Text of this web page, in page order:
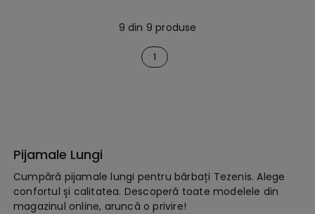
9 din 9 produse
1
Pijamale Lungi
Cumpără pijamale lungi pentru bărbați Tezenis. Alege
confortul și calitatea. Descoperă toate modelele din
magazinul online, aruncă o privire!